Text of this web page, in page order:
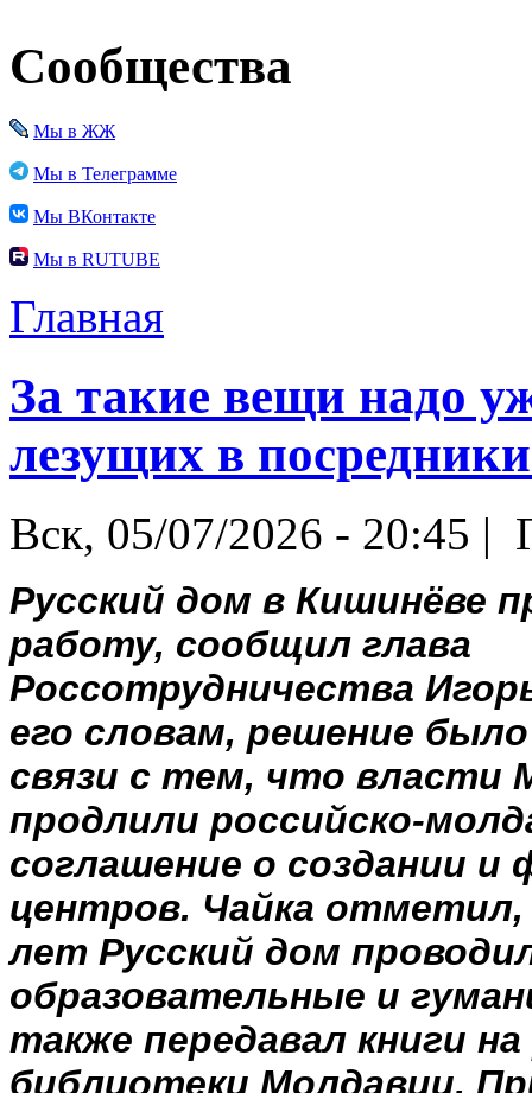
Сообщества
Мы в ЖЖ
Мы в Телеграмме
Мы ВКонтакте
Мы в RUTUBE
Главная
За такие вещи надо
лезущих в
Вск, 05/07/2026 - 20:45 |
Русский дом в Кишинёве
работу, сообщил глава
Россотрудничества
его словам, решение
связи с тем, что власти
продлили российско-
соглашение о создании и
центров. Чайка
лет Русский дом
образовательные и
также передавал книги
библиотеки Молдавии.